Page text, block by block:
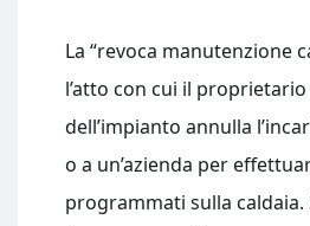
La “revoca manutenzione
l’atto con cui il
dell’impianto annulla
o a un’azienda per
programmati sulla caldaia.